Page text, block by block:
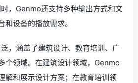
，Genmo还支持多种输出方式和文
和设备的播放需求。
，涵盖了建筑设计、教育培训、广
个领域。在建筑设计领域，Genmo
解和展示设计方案；在教育培训领